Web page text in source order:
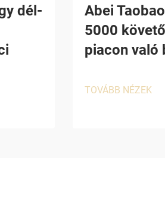
dél-
Abei
5000
piacon való
TOVÁBB NÉZEK